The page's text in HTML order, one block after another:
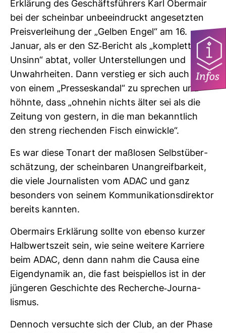
Erklä­rung des Geschäfts­füh­rers Karl Ober­mair
bei der scheinbar unbe­ein­druckt ange­setzten
Preis­ver­lei­hung der „Gelben Engel“ am 16.
Januar, als er den SZ-​Bericht als „kom­pletten
Unsinn“ abtat, voller Unter­stel­lungen und
Unwahr­heiten. Dann ver­stieg er sich auch noch,
von einem „Pres­se­skandal“ zu spre­chen und
höhnte, dass „ohnehin nichts älter sei als die
Zei­tung von ges­tern, in die man bekannt­lich
den streng rie­chenden Fisch ein­wickle“.
Es war diese Tonart der maß­losen Selbst­über­
schät­zung, der schein­baren Unan­greif­bar­keit,
die viele Jour­na­listen vom ADAC und ganz
beson­ders von seinem Kom­mu­ni­ka­ti­ons­di­rektor
bereits kannten.
Ober­mairs Erklä­rung sollte von ebenso kurzer
Halb­werts­zeit sein, wie seine wei­tere Kar­riere
beim ADAC, denn dann nahm die Causa eine
Eigen­dy­namik an, die fast bei­spiellos ist in der
jün­geren Geschichte des Recherche-​Jour­na­
lismus.
Den­noch ver­suchte sich der Club, an der Phase
Infos